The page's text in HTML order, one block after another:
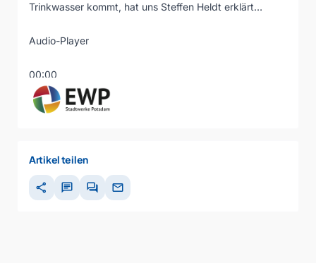
Trinkwasser kommt, hat uns Steffen Heldt erklärt…
Audio-Player
00:00
00:00
00:00
Artikel teilen
share chat forum mail